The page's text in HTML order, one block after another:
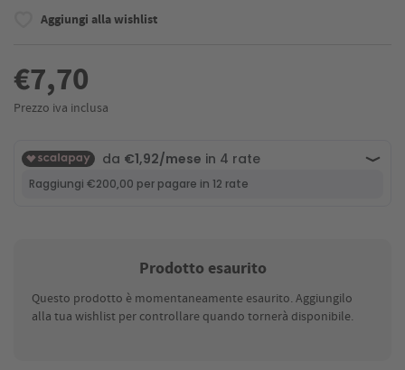
Aggiungi alla wishlist
€7,70
Prezzo iva inclusa
Prodotto esaurito
Questo prodotto è momentaneamente esaurito. Aggiungilo
alla tua wishlist per controllare quando tornerà disponibile.